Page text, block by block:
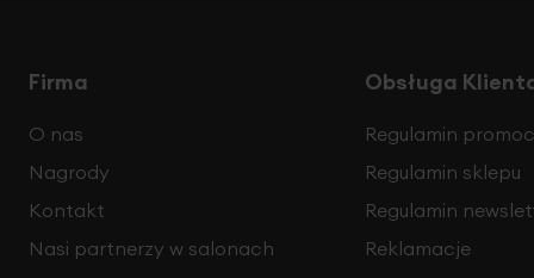
Firma
O nas
Nagrody
Kontakt
Nasi partnerzy w salonach
Obsługa
Regulamin
Regulamin sklepu
Regulamin
Reklamacje